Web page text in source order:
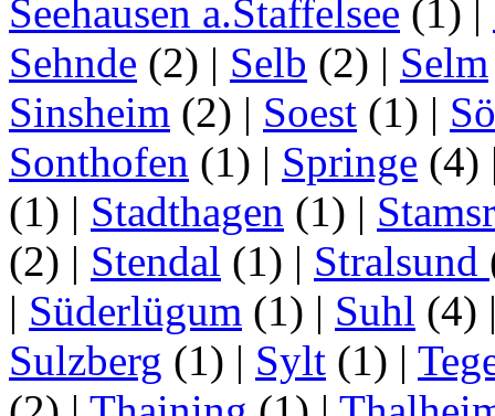
Seehausen a.Staffelsee (1) |
Sehnde (2) | Selb (2) | Selm
Sinsheim (2) | Soest (1) |
Sonthofen (1) | Springe (4)
(1) | Stadthagen (1) |
(2) | Stendal (1) | Stralsund
| Süderlügum (1) | Suhl (4)
Sulzberg (1) | Sylt (1) |